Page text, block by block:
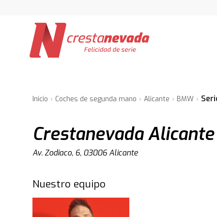
Inicio Coches de segunda mano Alicante BMW
Crestanevada Alicante
Av. Zodiaco, 6, 03006 Alicante
Nuestro equipo